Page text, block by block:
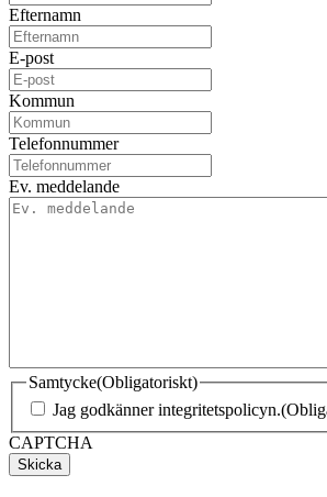
Efternamn
E-post
Kommun
Telefonnummer
Ev. meddelande
Samtycke(Obligatoriskt)
Jag godkänner integritetspolicyn.
CAPTCHA